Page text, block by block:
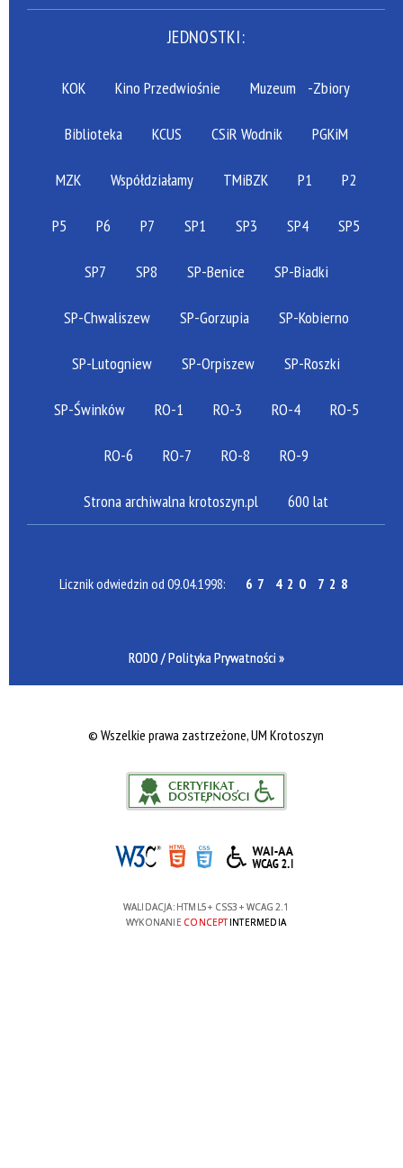
JEDNOSTKI:
KOK Kino Przedwiośnie Muzeum -Zbiory
Biblioteka KCUS CSiR Wodnik PGKiM
MZK Współdziałamy TMiBZK P1 P2
P5 P6 P7 SP1 SP3 SP4 SP5
SP7 SP8 SP-Benice SP-Biadki
SP-Chwaliszew SP-Gorzupia SP-Kobierno
SP-Lutogniew SP-Orpiszew SP-Roszki
SP-Świnków RO-1 RO-3 RO-4 RO-5
RO-6 RO-7 RO-8 RO-9
Strona archiwalna krotoszyn.pl 600 lat
Licznik odwiedzin od 09.04.1998: 67 420 728
RODO / Polityka Prywatności »
© Wszelkie prawa zastrzeżone, UM Krotoszyn
WALIDACJA: HTML5+ CSS3 + WCAG 2.1
WYKONANIE CONCEPTINTERMEDIA